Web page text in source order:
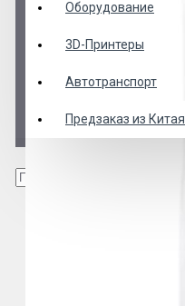
Оборудование
3D-Принтеры
Автотранспорт
Предзаказ из Китая